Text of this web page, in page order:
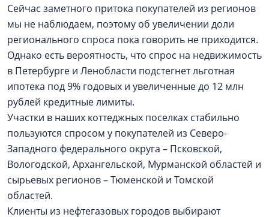
Сейчас заметного притока покупателей из регионов
мы не наблюдаем, поэтому об увеличении доли
регионального спроса пока говорить не приходится.
Однако есть вероятность, что спрос на недвижимость
в Петербурге и Ленобласти подстегнет льготная
ипотека под 9% годовых и увеличенные до 12 млн
рублей кредитные лимиты.
Участки в наших коттеджных поселках стабильно
пользуются спросом у покупателей из Северо-
Западного федерального округа – Псковской,
Вологодской, Архангельской, Мурманской областей и
сырьевых регионов – Тюменской и Томской
областей.
Клиенты из нефтегазовых городов выбирают